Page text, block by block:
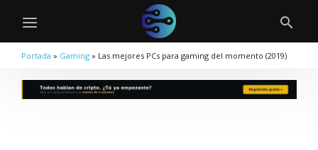
Portada » Gaming » Las mejores PCs para gaming del momento (2019)